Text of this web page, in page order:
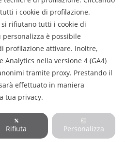
© CRA Lazio
Privacy|
Cookies
bydot4all
i cookie di profilazione.
rifiutano tutti i cookie di
è possibile
profilazione attivare. Inoltre,
Analytics nella versione 4 (GA4)
tramite proxy. Prestando il
effettuato in maniera
tua privacy.
Rifiuta Personalizza